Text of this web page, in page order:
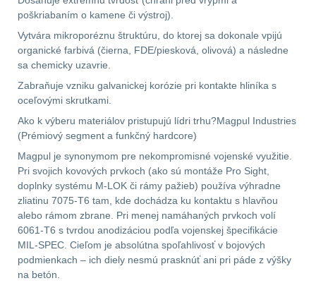
.243 .260 (6.5mm) 7
.270 .280 (7mm)
.30 .308 (7.62mm)
11
12GA, 20GA 10
.40 .416
.44 .456
.357 .38 (9mm)7
poškriabaním o kamene či výstroj).
Vytvára mikroporéznu štruktúru, do ktorej sa dokonale vpijú
organické farbivá (čierna, FDE/piesková, olivová) a následne
sa chemicky uzavrie.
Zabraňuje vzniku galvanickej korózie pri kontakte hliníka s
oceľovými skrutkami.
Ako k výberu materiálov pristupujú lídri trhu?Magpul Industries
(Prémiový segment a funkčný hardcore)
Magpul je synonymom pre nekompromisné vojenské využitie.
Pri svojich kovových prvkoch (ako sú montáže Pro Sight,
doplnky systému M-LOK či rámy pažieb) používa výhradne
zliatinu 7075-T6 tam, kde dochádza ku kontaktu s hlavňou
alebo rámom zbrane. Pri menej namáhaných prvkoch volí
6061-T6 s tvrdou anodizáciou podľa vojenskej špecifikácie
MIL-SPEC. Cieľom je absolútna spoľahlivosť v bojových
podmienkach – ich diely nesmú prasknúť ani pri páde z výšky
na betón.